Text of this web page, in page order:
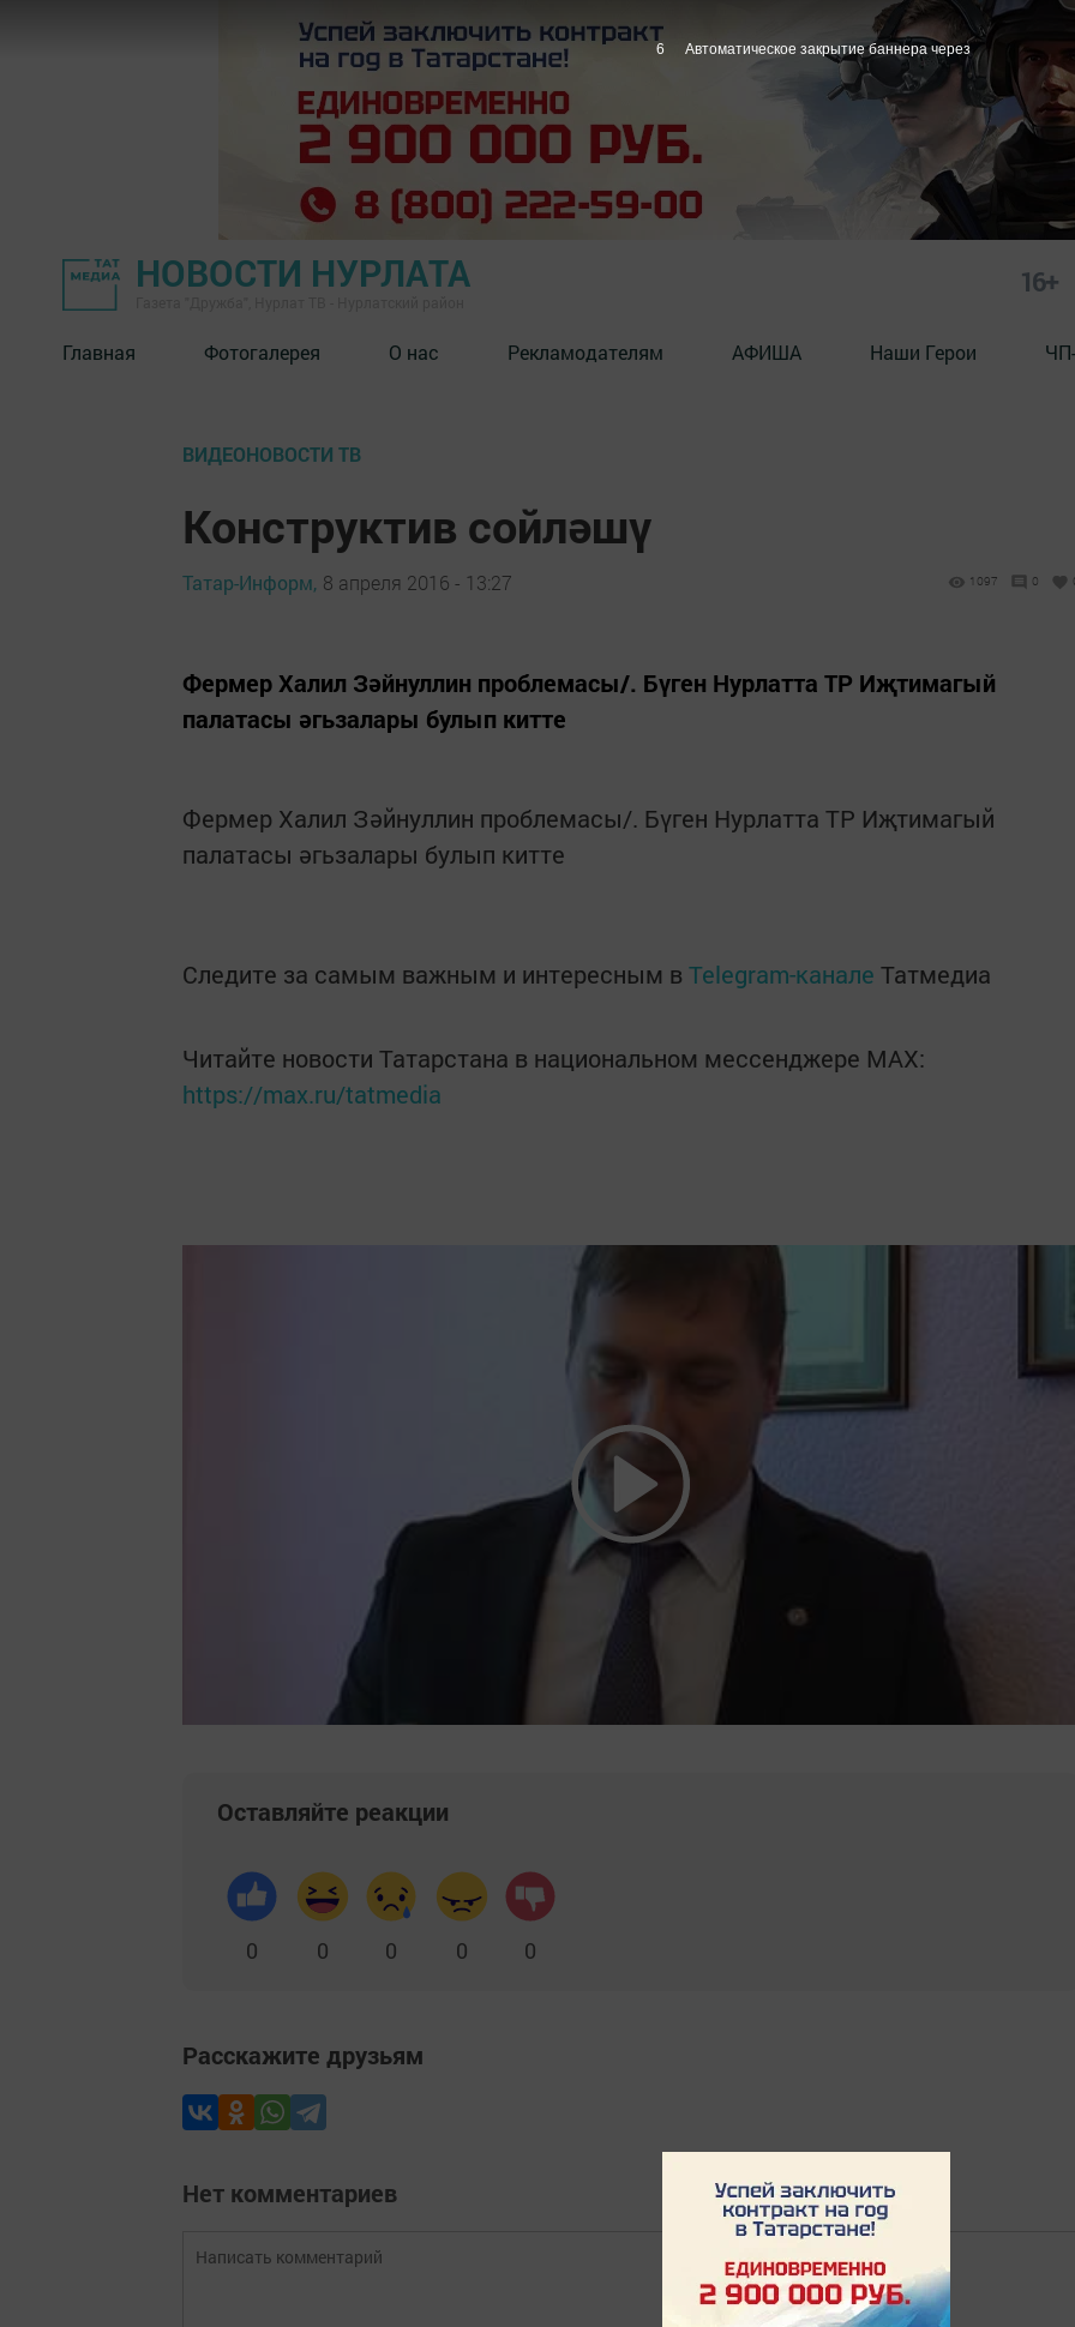
НОВОСТИ НУРЛАТА 16+
Главная Фотогалерея О нас Рекламодателям АФИША Наши Герои
ВИДЕОНОВОСТИ ТВ
Конструктив сойләшү
Татар-Информ, 8 апреля 2016 - 13:27 1097 0
Фермер Халил Зәйнуллин проблемасы/. Бүген Нурлатта ТР Иҗтимагый
палатасы әгьзалары булып китте
Фермер Халил Зәйнуллин проблемасы/. Бүген Нурлатта ТР Иҗтимагый
палатасы әгьзалары булып китте
Следите за самым важным и интересным в Telegram-канале Татмедиа
Читайте новости Татарстана в национальном мессенджере MАХ:
https://max.ru/tatmedia
Оставляйте реакции
0 0 0 0 0
Расскажите друзьям
Нет комментариев
5 Автоматическое закрытие баннера через